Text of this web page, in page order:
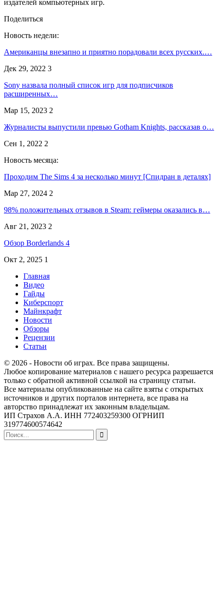
издателей компьютерных игр.
Поделиться
Новость недели:
Американцы внезапно и приятно порадовали всех русских.…
Дек 29, 2022 3
Sony назвала полный список игр для подписчиков
расширенных…
Мар 15, 2023 2
Журналисты выпустили превью Gotham Knights, рассказав о…
Сен 1, 2022 2
Новость месяца:
Проходим The Sims 4 за несколько минут [Спидран в деталях]
Мар 27, 2024 2
98% положительных отзывов в Steam: геймеры оказались в…
Авг 21, 2023 2
Обзор Borderlands 4
Окт 2, 2025 1
Главная
Видео
Гайды
Киберспорт
Майнкрафт
Новости
Обзоры
Рецензии
Статьи
© 2026 - Новости об играх. Все права защищены.
Любое копирование материалов с нашего ресурса разрешается
только с обратной активной ссылкой на страницу статьи.
Все материалы опубликованные на сайте взяты с открытых
источников и других порталов интернета, все права на
авторство принадлежат их законным владельцам.
ИП Страхов А.А. ИНН 772403259300 ОГРНИП
319774600574642